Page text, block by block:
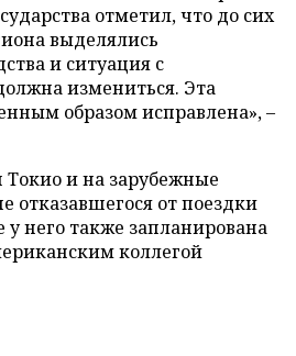
отметил, что до сих
выделялись
и ситуация с
измениться. Эта
образом исправлена», –
и на зарубежные
отказавшегося от поездки
него также запланирована
коллегой